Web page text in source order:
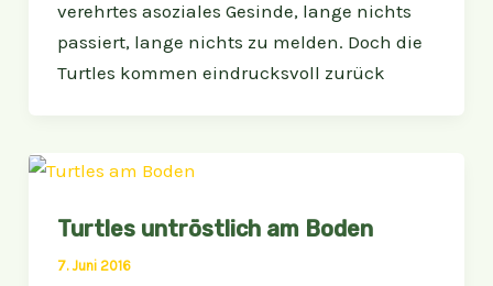
verehrtes asoziales Gesinde, lange nichts
passiert, lange nichts zu melden. Doch die
Turtles kommen eindrucksvoll zurück
Turtles untröstlich am Boden
7. Juni 2016